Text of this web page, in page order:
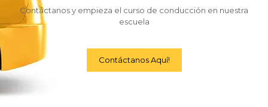
Contáctanos y empieza el curso de conducción en nuestra
escuela
Contáctanos Aquí!